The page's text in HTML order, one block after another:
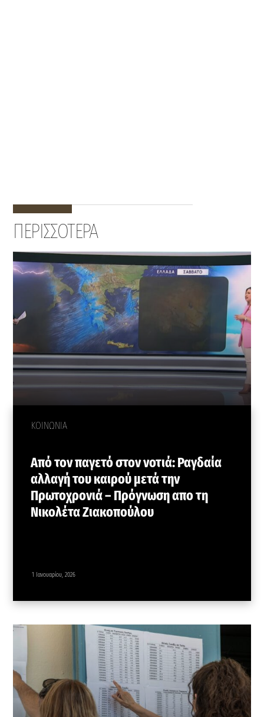
ΠΕΡΙΣΣΟΤΕΡΑ
ΚΟΙΝΩΝΙΑ
Από τον παγετό στον νοτιά: Ραγδαία
αλλαγή του καιρού μετά την
Πρωτοχρονιά – Πρόγνωση απο τη
Νικολέτα Ζιακοπούλου
1 Ιανουαρίου, 2026